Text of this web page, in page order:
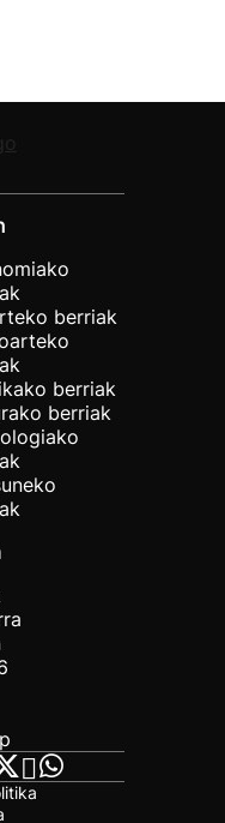
berriak
berriak
berriak